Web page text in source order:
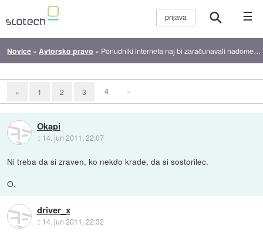
☰
Novice » Avtorsko pravo » Ponudniki interneta naj bi zaračunavali nadomestilo za spletno piratstvo
« 1 2 3 4 »
Okapi
:: 14. jun 2011, 22:07
Ni treba da si zraven, ko nekdo krade, da si sostorilec.
O.
driver_x
:: 14. jun 2011, 22:32